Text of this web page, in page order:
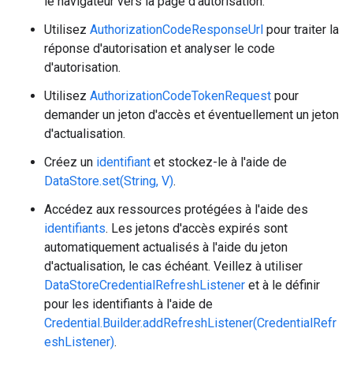
Utilisez AuthorizationCodeResponseUrl pour traiter la
réponse d'autorisation et analyser le code
d'autorisation.
Utilisez AuthorizationCodeTokenRequest pour
demander un jeton d'accès et éventuellement un jeton
d'actualisation.
Créez un identifiant et stockez-le à l'aide de
DataStore.set(String, V).
Accédez aux ressources protégées à l'aide des
identifiants. Les jetons d'accès expirés sont
automatiquement actualisés à l'aide du jeton
d'actualisation, le cas échéant. Veillez à utiliser
DataStoreCredentialRefreshListener et à le définir
pour les identifiants à l'aide de
Credential.Builder.addRefreshListener(CredentialRefr
eshListener).